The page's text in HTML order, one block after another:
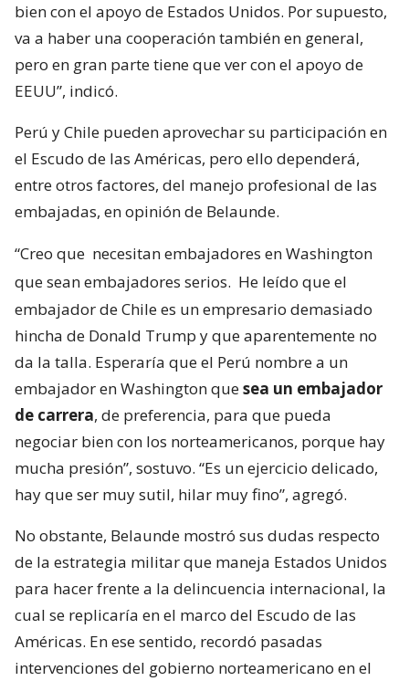
bien con el apoyo de Estados Unidos. Por supuesto,
va a haber una cooperación también en general,
pero en gran parte tiene que ver con el apoyo de
EEUU”, indicó.
Perú y Chile pueden aprovechar su participación en
el Escudo de las Américas, pero ello dependerá,
entre otros factores, del manejo profesional de las
embajadas, en opinión de Belaunde.
“Creo que necesitan embajadores en Washington
que sean embajadores serios. He leído que el
embajador de Chile es un empresario demasiado
hincha de Donald Trump y que aparentemente no
da la talla. Esperaría que el Perú nombre a un
embajador en Washington quesea un embajador
de carrera, de preferencia, para que pueda
negociar bien con los norteamericanos, porque hay
mucha presión”, sostuvo. “Es un ejercicio delicado,
hay que ser muy sutil, hilar muy fino”, agregó.
No obstante, Belaunde mostró sus dudas respecto
de la estrategia militar que maneja Estados Unidos
para hacer frente a la delincuencia internacional, la
cual se replicaría en el marco del Escudo de las
Américas. En ese sentido, recordó pasadas
intervenciones del gobierno norteamericano en el